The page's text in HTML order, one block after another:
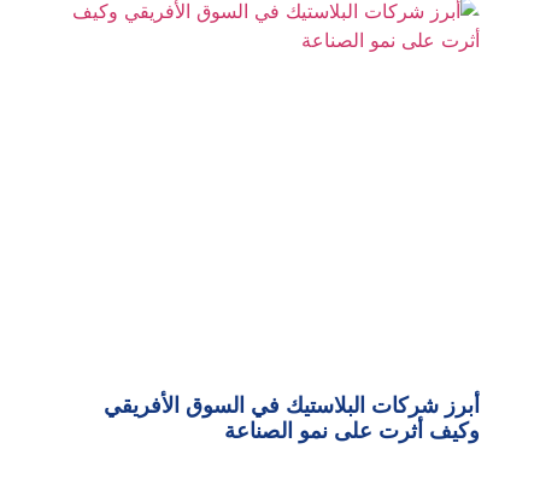
أبرز شركات البلاستيك في السوق الأفريقي
وكيف أثرت على نمو الصناعة